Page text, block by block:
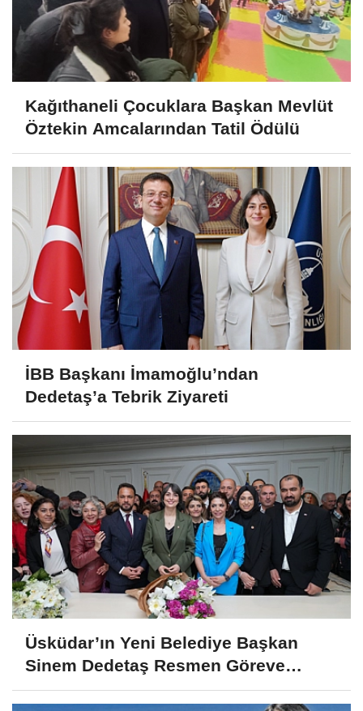
Kağıthaneli Çocuklara Başkan Mevlüt
Öztekin Amcalarından Tatil Ödülü
İBB Başkanı İmamoğlu’ndan
Dedetaş’a Tebrik Ziyareti
Üsküdar’ın Yeni Belediye Başkan
Sinem Dedetaş Resmen Göreve
Başladı